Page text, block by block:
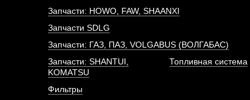
ПОД ЗАКАЗ ПОД ЗАКАЗ
Запчасти SDLG
Запчасти: SHANTUI,
KOMATSU
Запчасти: HOWO, FAW, SHAANXI
Запчасти: ГАЗ, ПАЗ, VOLGABUS (ВОЛГАБАС)
Топливная система
Фильтры